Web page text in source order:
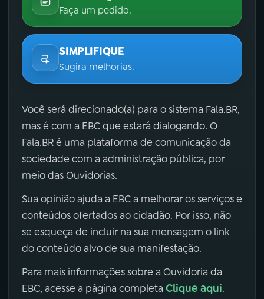
Faça um pedido.
SIMPLIFIQUE
Sugira melhorias.
Você será direcionado(a) para o sistema Fala.BR,
mas é com a EBC que estará dialogando. O
Fala.BR é uma plataforma de comunicação da
sociedade com a administração pública, por
meio das Ouvidorias.
Sua opinião ajuda a EBC a melhorar os serviços e
conteúdos ofertados ao cidadão. Por isso, não
se esqueça de incluir na sua mensagem o link
do conteúdo alvo de sua manifestação.
Para mais informações sobre a Ouvidoria da
EBC, acesse a página completa Clique aqui.